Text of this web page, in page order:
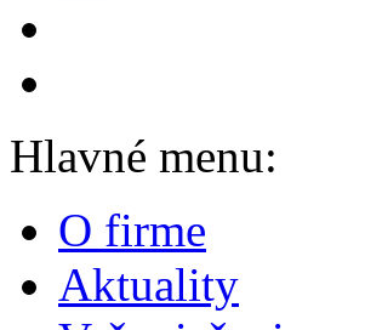
Hlavné menu:
O firme
Aktuality